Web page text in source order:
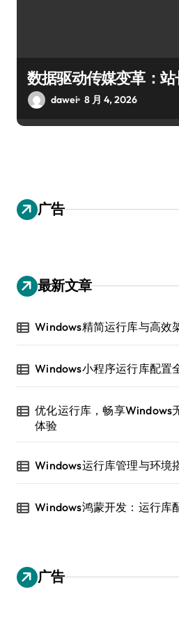
数据驱动传媒变革：
dawei 8 月 4, 2026
广告
最新文章
Windows精简运行库与高效
Windows小程序运行库配置
优化运行库，畅享Windows
体验
Windows运行库管理与环境
Windows鸿蒙开发：运行库
广告